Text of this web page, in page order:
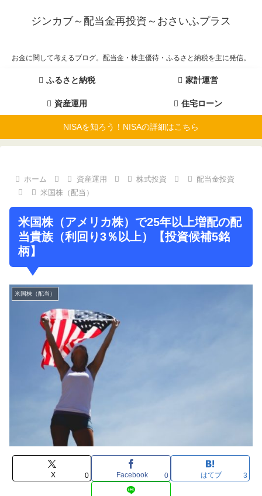
ジンカブ～配当金再投資～おさいふプラス
お金に関して考えるブログ。配当金・株主優待・ふるさと納税を主に発信。
ふるさと納税 家計運営
資産運用 住宅ローン
NISAを知ろう！NISAの詳細はこちら
ホーム 資産運用 株式投資
配当金投資
米国株（配当）
米国株（アメリカ株）で25年以上増配の配
当貴族（利回り3％以上）【投資候補5銘
柄】
米国株（配当）
X 0 Facebook 0 はてブ 3